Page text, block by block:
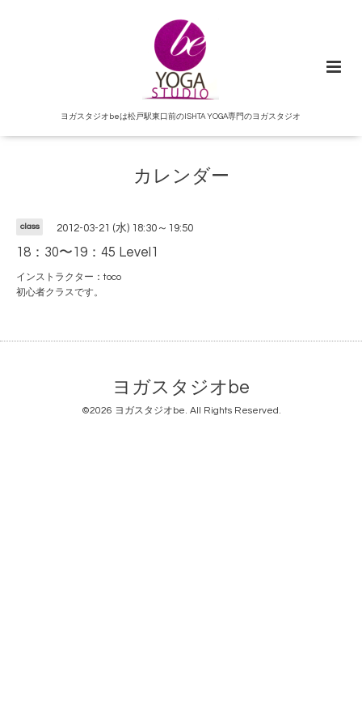
ヨガスタジオbeは松戸駅東口前のISHTA YOGA専門のヨガスタジオ
カレンダー
class 2012-03-21 (水) 18:30～19:50
18：30〜19：45 Level1
インストラクター：toco
初心者クラスです。
ヨガスタジオbe
©2026 ヨガスタジオbe. All Rights Reserved.